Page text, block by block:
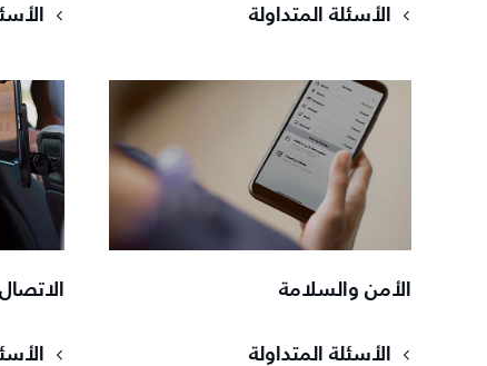
الأسئلة المتداولة
الأمن والسلامة
الأسئلة المتداولة